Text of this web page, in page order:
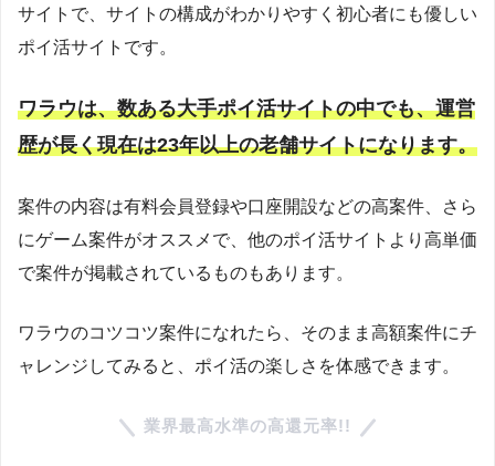
サイトで、サイトの構成がわかりやすく初心者にも優しい
ポイ活サイトです。
ワラウは、数ある大手ポイ活サイトの中でも、運営
歴が長く現在は23年以上の老舗サイトになります。
案件の内容は有料会員登録や口座開設などの高案件、さら
にゲーム案件がオススメで、他のポイ活サイトより高単価
で案件が掲載されているものもあります。
ワラウのコツコツ案件になれたら、そのまま高額案件にチ
ャレンジしてみると、ポイ活の楽しさを体感できます。
業界最高水準の高還元率!!